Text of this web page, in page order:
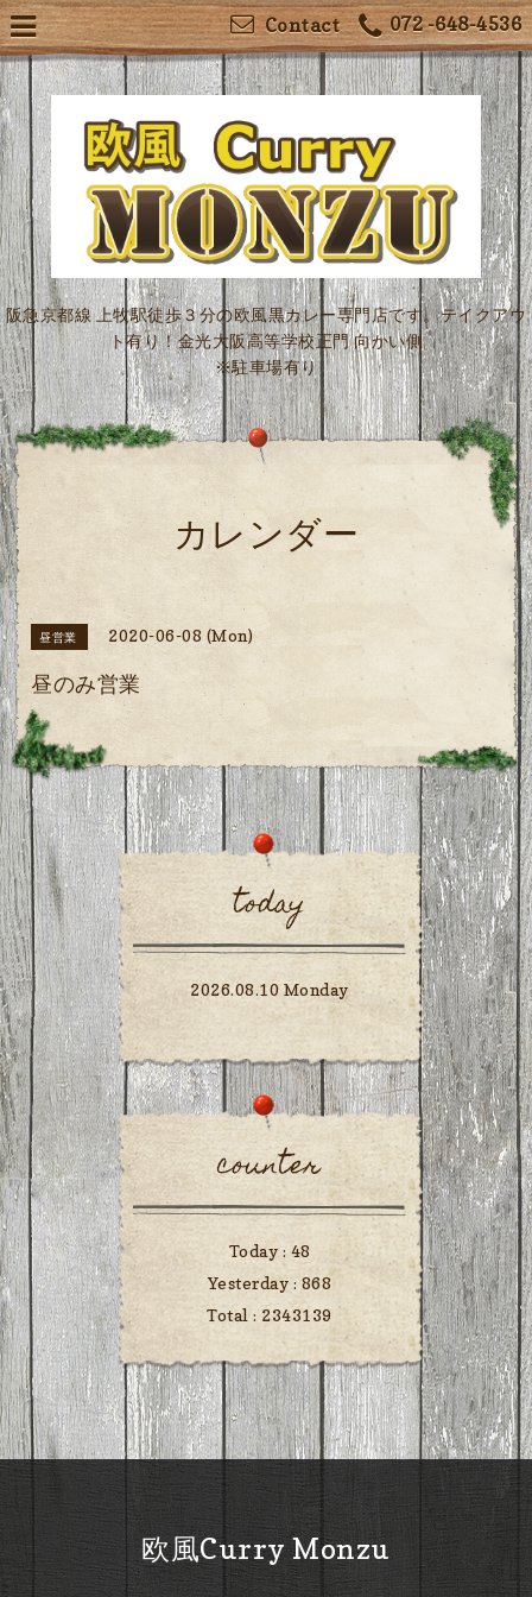
072 -648-4536
Contact
阪急京都線 上牧駅徒歩３分の欧風黒カレー専門店です。テイクアウ
ト有り！金光大阪高等学校正門 向かい側
※駐車場有り
カレンダー
昼営業 2020-06-08 (Mon)
昼のみ営業
today
2026.08.10 Monday
counter
Today : 48
Yesterday : 868
Total : 2343139
欧風Curry Monzu